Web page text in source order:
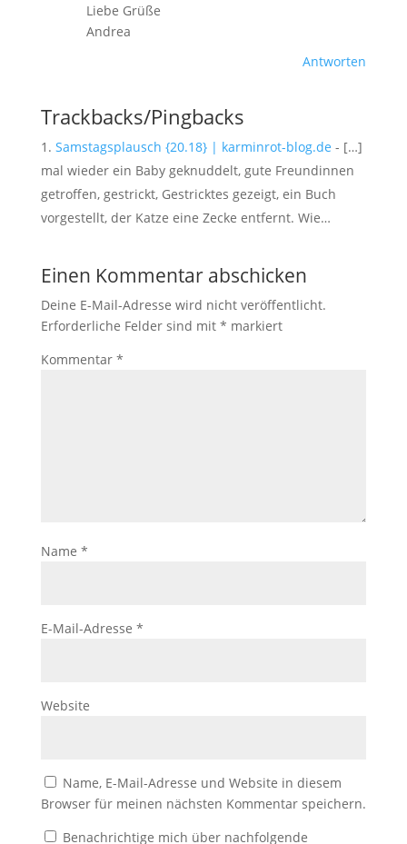
Liebe Grüße
Andrea
Antworten
Trackbacks/Pingbacks
Samstagsplausch {20.18} | karminrot-blog.de - […]
mal wieder ein Baby geknuddelt, gute Freundinnen
getroffen, gestrickt, Gestricktes gezeigt, ein Buch
vorgestellt, der Katze eine Zecke entfernt. Wie…
Einen Kommentar abschicken
Deine E-Mail-Adresse wird nicht veröffentlicht.
Erforderliche Felder sind mit * markiert
Kommentar *
Name *
E-Mail-Adresse *
Website
Name, E-Mail-Adresse und Website in diesem
Browser für meinen nächsten Kommentar speichern.
Benachrichtige mich über nachfolgende